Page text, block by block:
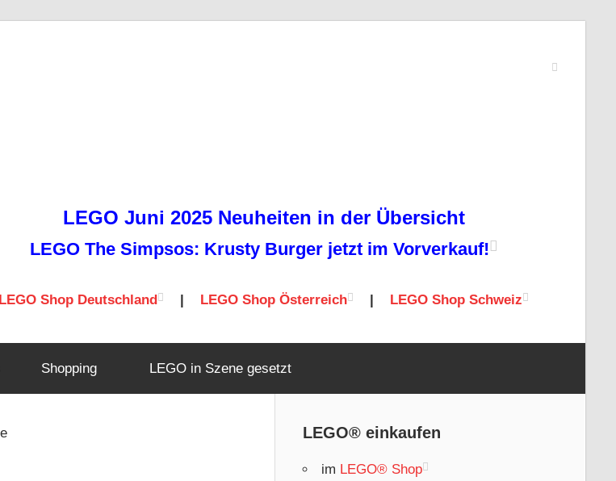
LEGO Juni 2025 Neuheiten in der Übersicht
LEGO The Simpsos: Krusty Burger jetzt im Vorverkauf!
LEGO Shop Deutschland LEGO Shop Österreich LEGO Shop Schweiz
Shopping LEGO in Szene gesetzt
LEGO® einkaufen
im LEGO® Shop